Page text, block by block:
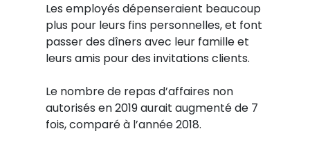
Les employés dépenseraient beaucoup
plus pour leurs fins personnelles, et font
passer des dîners avec leur famille et
leurs amis pour des invitations clients.
Le nombre de repas d’affaires non
autorisés en 2019 aurait augmenté de 7
fois, comparé à l’année 2018.